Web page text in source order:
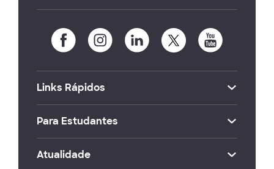
Links Rápidos
Para Estudantes
Atualidade